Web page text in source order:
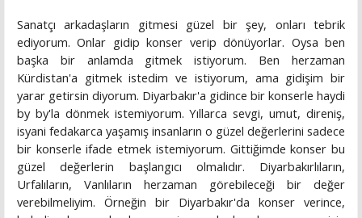
Sanatçı arkadaşların gitmesi güzel bir şey, onları tebrik
ediyorum. Onlar gidip konser verip dönüyorlar. Oysa ben
başka bir anlamda gitmek istiyorum. Ben herzaman
Kürdistan'a gitmek istedim ve istiyorum, ama gidişim bir
yarar getirsin diyorum. Diyarbakır'a gidince bir konserle haydi
by by'la dönmek istemiyorum. Yıllarca sevgi, umut, direniş,
isyani fedakarca yaşamış insanların o güzel değerlerini sadece
bir konserle ifade etmek istemiyorum. Gittiğimde konser bu
güzel değerlerin başlangıcı olmalıdır. Diyarbakırlıların,
Urfalıların, Vanlıların herzaman görebileceği bir değer
verebilmeliyim. Örneğin bir Diyarbakır'da konser verince,